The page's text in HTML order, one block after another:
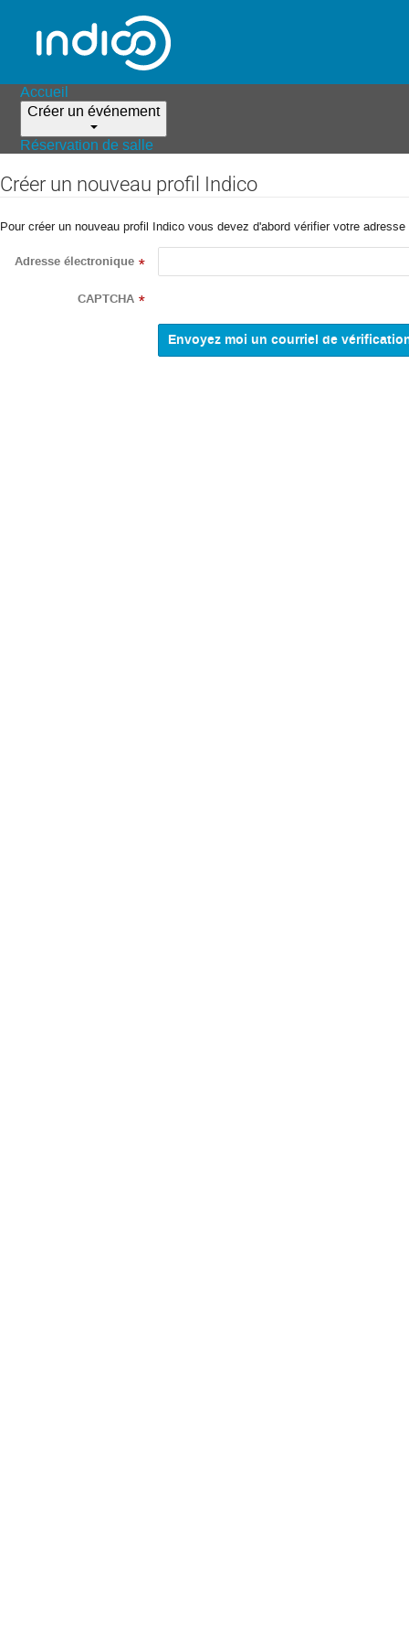
Accueil
Créer un événement
Réservation de salle
Créer un nouveau profil Indico
Pour créer un nouveau profil Indico vous devez d'abord vérifier votre
Adresse électronique *
CAPTCHA *